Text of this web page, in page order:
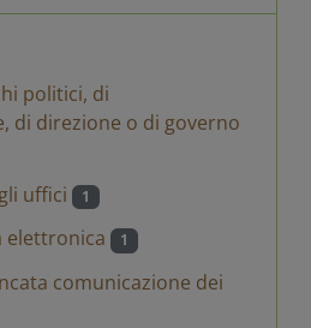
politici, di
di direzione o di governo
uffici 1
elettronica 1
comunicazione dei